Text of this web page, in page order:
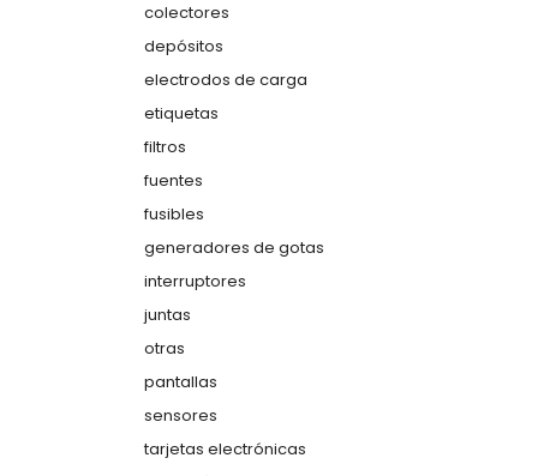
colectores
depósitos
electrodos de carga
etiquetas
filtros
fuentes
fusibles
generadores de gotas
interruptores
juntas
otras
pantallas
sensores
tarjetas electrónicas